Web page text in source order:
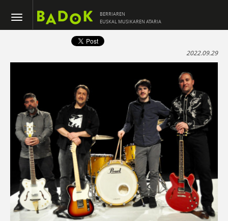
BERRIAREN
EUSKAL MUSIKAREN ATARIA
2022.09.29